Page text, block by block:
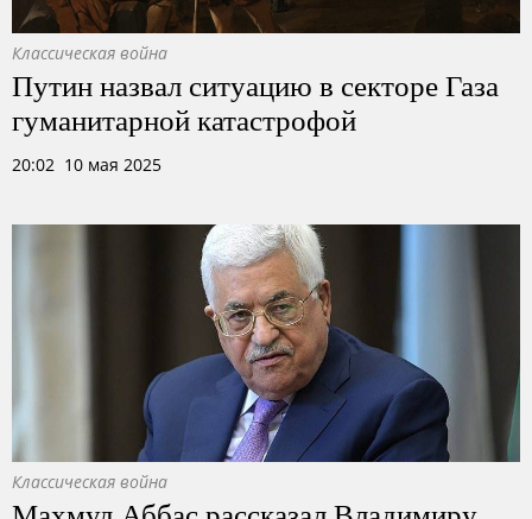
Классическая война
Путин назвал ситуацию в секторе Газа
гуманитарной катастрофой
20:02 10 мая 2025
Классическая война